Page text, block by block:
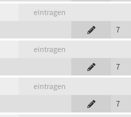
eintragen
7
eintragen
7
eintragen
7